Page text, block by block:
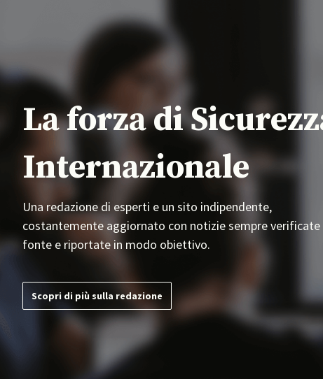
La forza di
Internazionale
Una redazione di esperti e un sito indipendente,
costantemente aggiornato con notizie sempre verificate
fonte e riportate in modo obiettivo.
Scopri di più sulla redazione